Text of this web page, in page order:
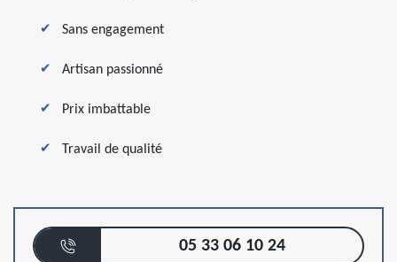
Sans engagement
Artisan passionné
Prix imbattable
Travail de qualité
05 33 06 10 24